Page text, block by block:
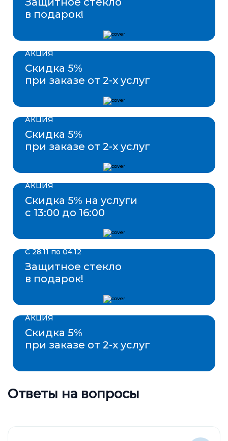
в подарок!
АКЦИЯ
Скидка 5%
при заказе от 2-х услуг
АКЦИЯ
Скидка 5%
при заказе от 2-х услуг
АКЦИЯ
Скидка 5% на услуги
с 13:00 до 16:00
С 28.11 по 04.12
Защитное стекло
в подарок!
АКЦИЯ
Скидка 5%
при заказе от 2-х услуг
Ответы на вопросы